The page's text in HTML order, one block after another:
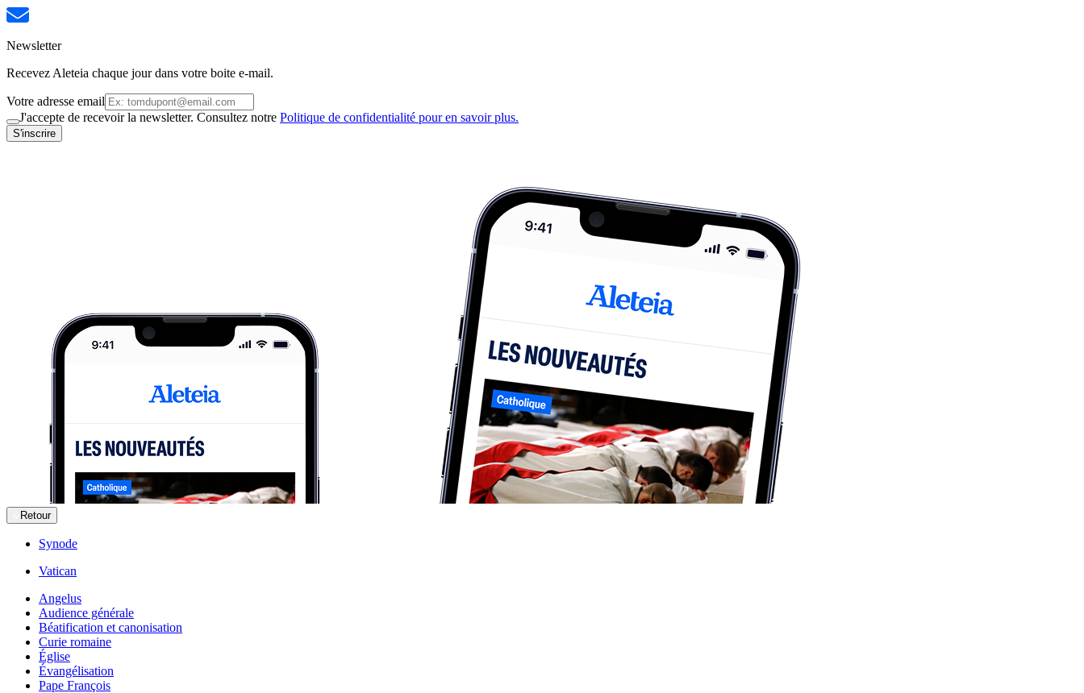
Newsletter
Recevez Aleteia chaque jour dans votre boite e-mail.
Votre adresse email
J'accepte de recevoir la newsletter. Consultez notre Politique de confidentialité pour en savoir plus.
S'inscrire
Retour
Synode
Vatican
Angelus
Audience générale
Béatification et canonisation
Curie romaine
Église
Évangélisation
Pape François